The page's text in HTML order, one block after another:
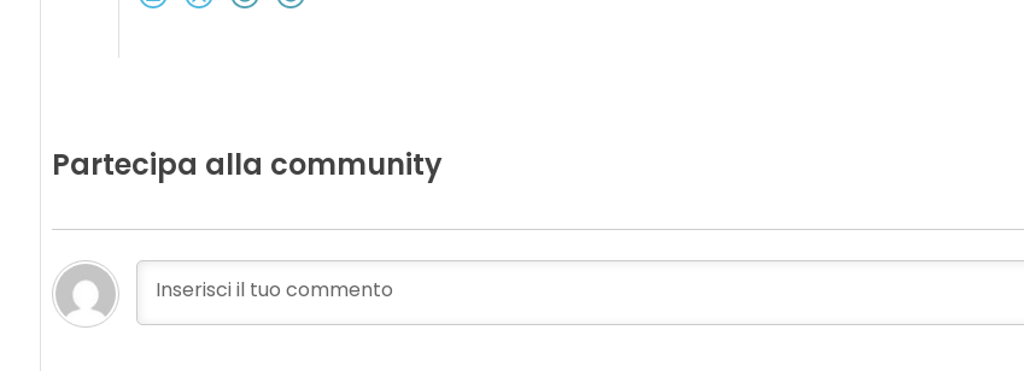
Partecipa alla community